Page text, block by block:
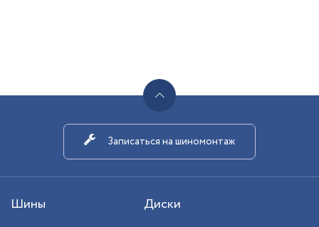
Шины Диски
Записаться на шиномонтаж